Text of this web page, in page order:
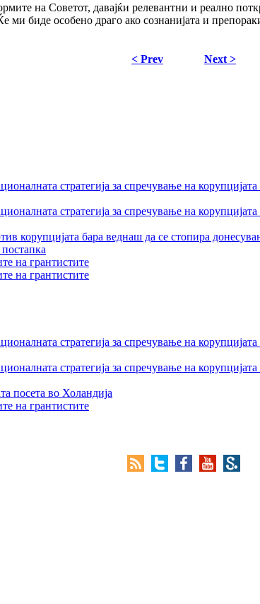
на Советот, давајќи релевантни и реално
биде особено драго ако сознанијата и
< Prev Next >
стратегија за спречување на
стратегија за спречување на
корупцијата бара веднаш да се стопира
на грантистите
на грантистите
стратегија за спречување на
стратегија за спречување на
посета во Холандија
на грантистите